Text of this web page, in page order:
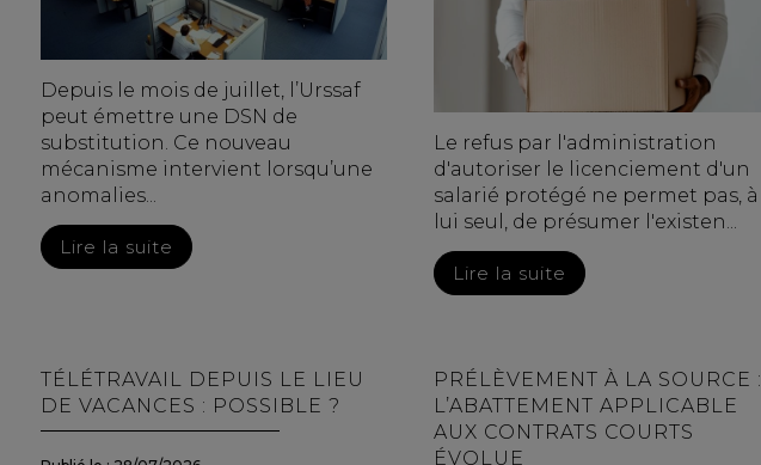
Depuis le mois de juillet, l’Urssaf
peut émettre une DSN de
substitution. Ce nouveau
mécanisme intervient lorsqu’une
anomalies...
Lire la suite
Le refus par l'administration
d'autoriser le licenciement d'un
salarié protégé ne permet pas, à
lui seul, de présumer l'existen...
Lire la suite
TÉLÉTRAVAIL DEPUIS LE LIEU
DE VACANCES : POSSIBLE ?
PRÉLÈVEMENT À LA SOURCE :
L’ABATTEMENT APPLICABLE
AUX CONTRATS COURTS
ÉVOLUE